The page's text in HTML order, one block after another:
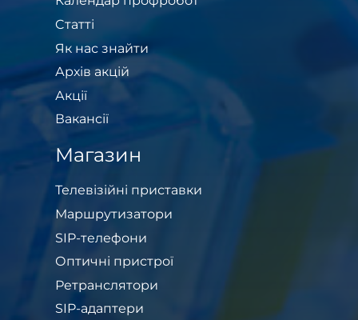
Cтатті
Як нас знайти
Архів акцій
Акції
Вакансії
Магазин
Телевізійні приставки
Маршрутизатори
SIP-телефони
Оптичні пристрої
Ретранслятори
SIP-адаптери